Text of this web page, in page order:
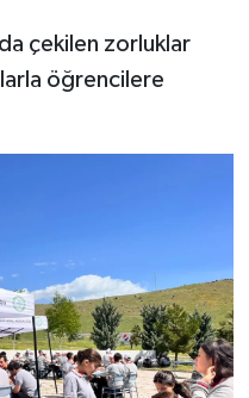
çekilen zorluklar
öğrencilere